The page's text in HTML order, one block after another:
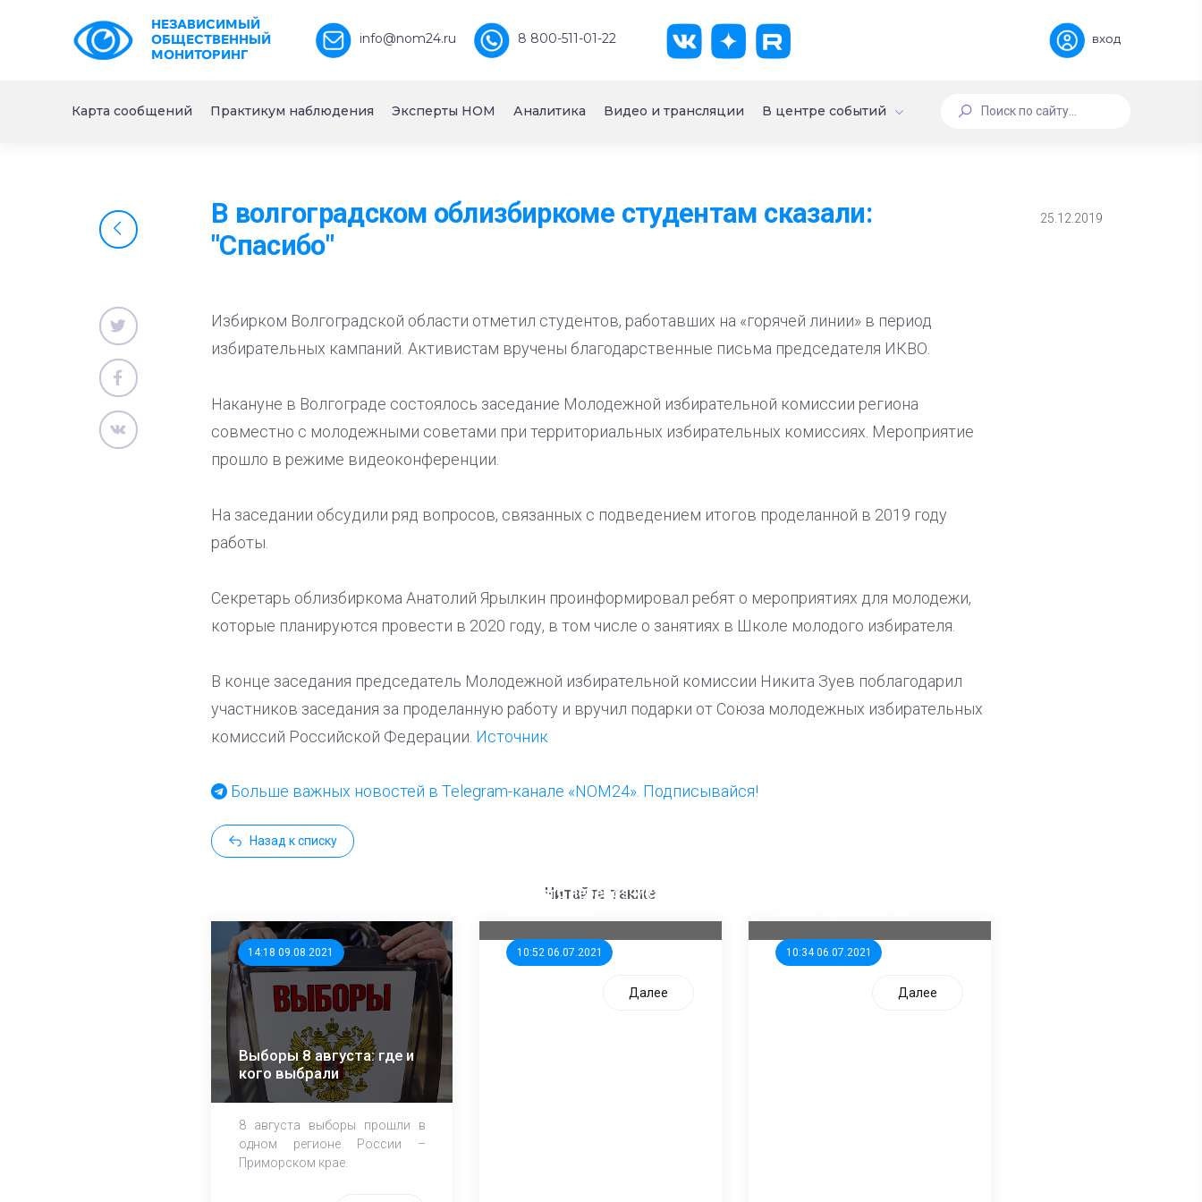
НЕЗАВИСИМЫЙ
ОБЩЕСТВЕННЫЙ
МОНИТОРИНГ
info@nom24.ru 8 800-511-01-22 вход
Карта сообщений Практикум наблюдения Эксперты НОМ Аналитика Видео и трансляции В центре событий
В волгоградском облизбиркоме студентам сказали:
"Спасибо"
25.12.2019
Избирком Волгоградской области отметил студентов, работавших на «горячей линии» в период
избирательных кампаний. Активистам вручены благодарственные письма председателя ИКВО.
Накануне в Волгограде состоялось заседание Молодежной избирательной комиссии региона
совместно с молодежными советами при территориальных избирательных комиссиях. Мероприятие
прошло в режиме видеоконференции.
На заседании обсудили ряд вопросов, связанных с подведением итогов проделанной в 2019 году
работы.
Секретарь облизбиркома Анатолий Ярылкин проинформировал ребят о мероприятиях для молодежи,
которые планируются провести в 2020 году, в том числе о занятиях в Школе молодого избирателя.
В конце заседания председатель Молодежной избирательной комиссии Никита Зуев поблагодарил
участников заседания за проделанную работу и вручил подарки от Союза молодежных избирательных
комиссий Российской Федерации. Источник
Больше важных новостей в Telegram-канале «NOM24». Подписывайся!
Назад к списку
Читайте также
14:18 09.08.2021
Выборы 8 августа: где и
кого выбрали
8 августа выборы прошли в
одном регионе России –
Приморском крае.
10:52 06.07.2021
единого перевозчика для
Далее
10:34 06.07.2021
Далее